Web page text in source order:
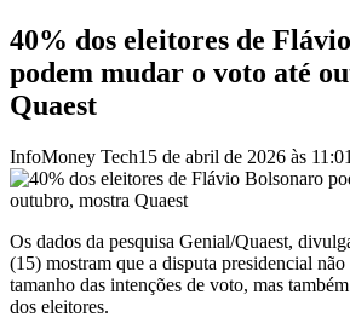
40% dos eleitores de
podem mudar o voto até
Quaest
InfoMoney Tech15 de abril de 2026 às 11:01
Os dados da pesquisa Genial/Quaest,
(15) mostram que a disputa presidencial
tamanho das intenções de voto, mas
dos eleitores.